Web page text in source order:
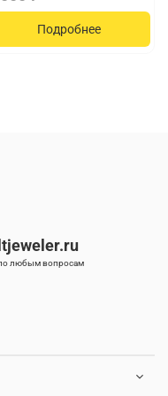
Подробнее
любым вопросам